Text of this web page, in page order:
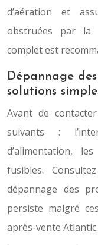
d’aération et
obstruées par la
complet est
Dépannage
solutions
Avant de
suivants :
d’alimentation,
fusibles.
dépannage des
persiste malgré
après-vente Atlantic.